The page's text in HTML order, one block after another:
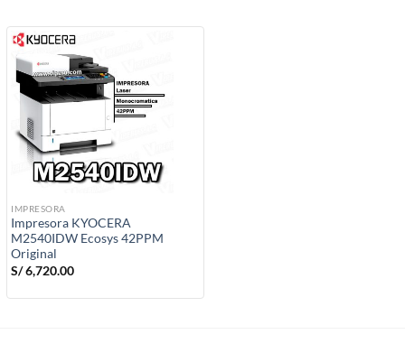
IMPRESORA
Impresora KYOCERA
M2540IDW Ecosys 42PPM
Original
S/6,720.00